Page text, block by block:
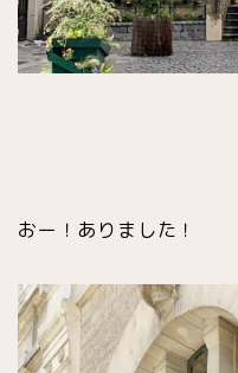
おー！ありました！